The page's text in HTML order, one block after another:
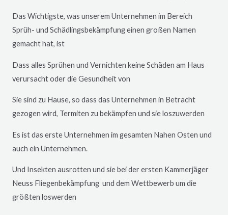
Das Wichtigste, was unserem Unternehmen im Bereich
Sprüh- und Schädlingsbekämpfung einen großen Namen
gemacht hat, ist
Dass alles Sprühen und Vernichten keine Schäden am Haus
verursacht oder die Gesundheit von
Sie sind zu Hause, so dass das Unternehmen in Betracht
gezogen wird, Termiten zu bekämpfen und sie loszuwerden
Es ist das erste Unternehmen im gesamten Nahen Osten und
auch ein Unternehmen.
Und Insekten ausrotten und sie bei der ersten Kammerjäger
Neuss Fliegenbekämpfung und dem Wettbewerb um die
größten loswerden